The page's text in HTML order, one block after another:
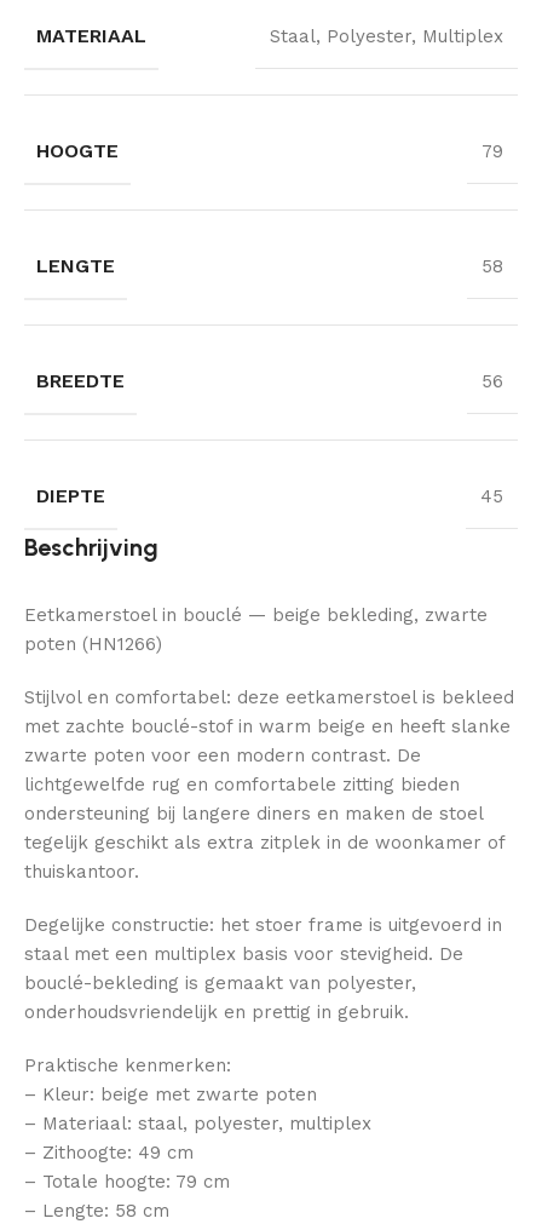
MATERIAAL Staal, Polyester, Multiplex
HOOGTE 79
LENGTE 58
BREEDTE 56
DIEPTE 45
Beschrijving
Eetkamerstoel in bouclé — beige bekleding, zwarte
poten (HN1266)
Stijlvol en comfortabel: deze eetkamerstoel is bekleed
met zachte bouclé-stof in warm beige en heeft slanke
zwarte poten voor een modern contrast. De
lichtgewelfde rug en comfortabele zitting bieden
ondersteuning bij langere diners en maken de stoel
tegelijk geschikt als extra zitplek in de woonkamer of
thuiskantoor.
Degelijke constructie: het stoer frame is uitgevoerd in
staal met een multiplex basis voor stevigheid. De
bouclé-bekleding is gemaakt van polyester,
onderhoudsvriendelijk en prettig in gebruik.
Praktische kenmerken:
– Kleur: beige met zwarte poten
– Materiaal: staal, polyester, multiplex
– Zithoogte: 49 cm
– Totale hoogte: 79 cm
– Lengte: 58 cm